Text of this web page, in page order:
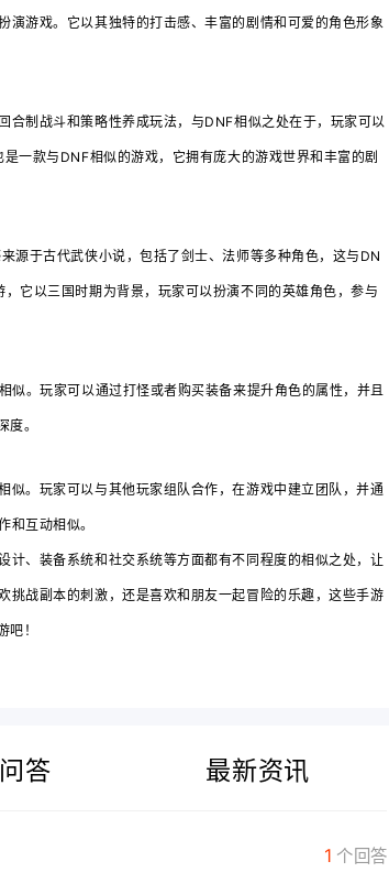
游戏。它以其独特的打击感、丰富的剧情和可爱的角色形象
合制战斗和策略性养成玩法，与DNF相似之处在于，玩家可以
一款与DNF相似的游戏，它拥有庞大的游戏世界和丰富的剧
源于古代武侠小说，包括了剑士、法师等多种角色，这与DN
它以三国时期为背景，玩家可以扮演不同的英雄角色，参与
似。玩家可以通过打怪或者购买装备来提升角色的属性，并且
。
似。玩家可以与其他玩家组队合作，在游戏中建立团队，并通
和互动相似。
、装备系统和社交系统等方面都有不同程度的相似之处，让
战副本的刺激，还是喜欢和朋友一起冒险的乐趣，这些手游
！
答 最新资讯
1 个回答